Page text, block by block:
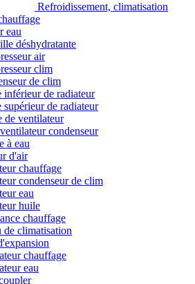
Refroidissement, climatisation
eau
déshydratante
air
clim
de clim
inférieur de radiateur
supérieur de radiateur
de ventilateur
condenseur
à eau
d'air
chauffage
condenseur de clim
eau
huile
chauffage
de climatisation
chauffage
eau